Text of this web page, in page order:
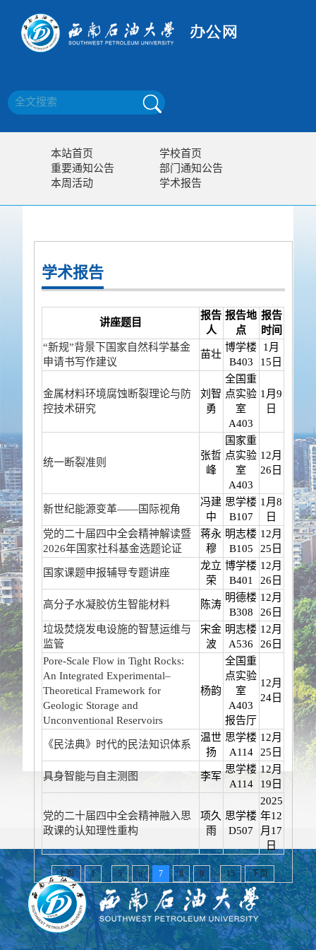
本站首页
学校首页
重要通知公告
部门通知公告
本周活动
学术报告
学术报告
讲座题目
报告
人
报告地
点
报告
时间
“新规”背景下国家自然科学基金
申请书写作建议
苗壮
博学楼
B403
1月
15日
金属材料环境腐蚀断裂理论与防
控技术研究
刘智
勇
全国重
点实验
室
A403
1月9
日
统一断裂准则
张哲
峰
国家重
点实验
室
A403
12月
26日
新世纪能源变革——国际视角
冯建
中
思学楼
B107
1月8
日
党的二十届四中全会精神解读暨
2026年国家社科基金选题论证
蒋永
穆
明志楼
B105
12月
25日
国家课题申报辅导专题讲座
龙立
荣
博学楼
B401
12月
26日
高分子水凝胶仿生智能材料 陈涛
明德楼
B308
12月
26日
垃圾焚烧发电设施的智慧运维与
监管
宋金
波
明志楼
A536
12月
26日
Pore-Scale Flow in Tight Rocks:
An Integrated Experimental–
Theoretical Framework for
Geologic Storage and
Unconventional Reservoirs
杨韵
全国重
点实验
室
A403
报告厅
12月
24日
《民法典》时代的民法知识体系
温世
扬
思学楼
A114
12月
25日
具身智能与自主测图 李军
思学楼
A114
12月
19日
党的二十届四中全会精神融入思
政课的认知理性重构
项久
雨
思学楼
D507
2025
年12
月17
日
上页 1 ... 5 6 7 8 9 ... 15 下页